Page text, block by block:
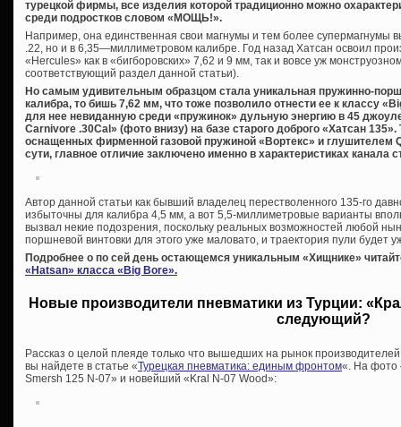
турецкой фирмы, все изделия которой традиционно можно
среди подростков словом «МОЩЬ!».
Например, она единственная свои магнумы и тем более супермагнумы
.22, но и в 6,35—миллиметровом калибре. Год назад Хатсан освоил
«Hercules» как в «бигборовских» 7,62 и 9 мм, так и вовсе уж
соответствующий раздел данной статьи).
Но самым удивительным образцом стала уникальная пружинно-
калибра, то бишь 7,62 мм, что тоже позволило отнести ее к классу
для нее невиданную среди «пружинок» дульную энергию в 45
Carnivore .30Cal» (фото внизу) на базе старого доброго «Хатсан
оснащенных фирменной газовой пружиной «Вортекс» и глушителем
сути, главное отличие заключено именно в характеристиках канала
Автор данной статьи как бывший владелец перестволенного 135-го
избыточны для калибра 4,5 мм, а вот 5,5-миллиметровые варианты
вызвал некие подозрения, поскольку реальных возможностей любой
поршневой винтовки для этого уже маловато, и траектория пули будет
Подробнее о по сей день остающемся уникальным «Хищнике»
«Hatsan» класса «Big Bore».
Новые производители пневматики из Турции:
следующий?
Рассказ о целой плеяде только что вышедших на рынок
вы найдете в статье «Турецкая пневматика: единым фронтом«. На фото
Smersh 125 N-07» и новейший «Kral N-07 Wood»: